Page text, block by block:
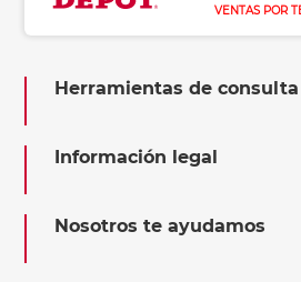
VENTAS POR
Herramientas de consulta
Información legal
Nosotros te ayudamos